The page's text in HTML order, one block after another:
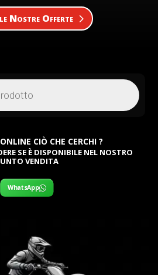
Nostre Offerte
CIÒ CHE CERCHI ?
SE È DISPONIBILE NEL NOSTRO
VENDITA
WhatsApp